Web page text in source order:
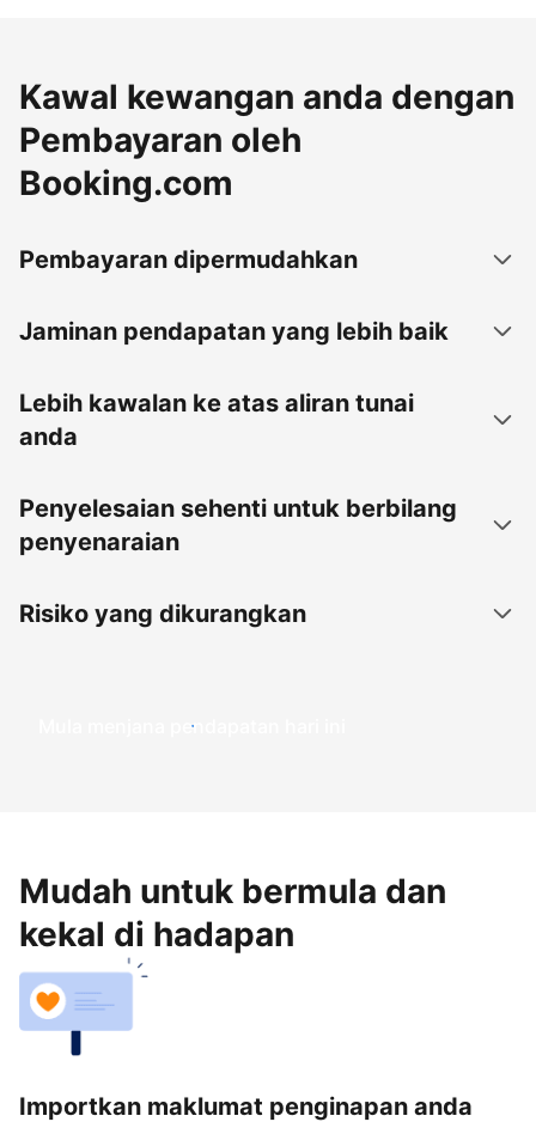
Kawal kewangan anda dengan
Pembayaran oleh
Booking.com
Pembayaran dipermudahkan
Jaminan pendapatan yang lebih baik
Lebih kawalan ke atas aliran tunai
anda
Penyelesaian sehenti untuk berbilang
penyenaraian
Risiko yang dikurangkan
Mula menjana pendapatan hari ini
Mudah untuk bermula dan
kekal di hadapan
Importkan maklumat penginapan anda